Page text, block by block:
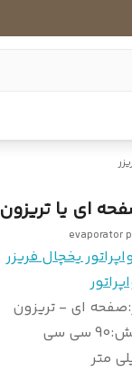
90 سی سی لعاب و وکیوم شده
evaporator
یخچال فریزر
:صفحه ای - تریزون
:90 سی سی